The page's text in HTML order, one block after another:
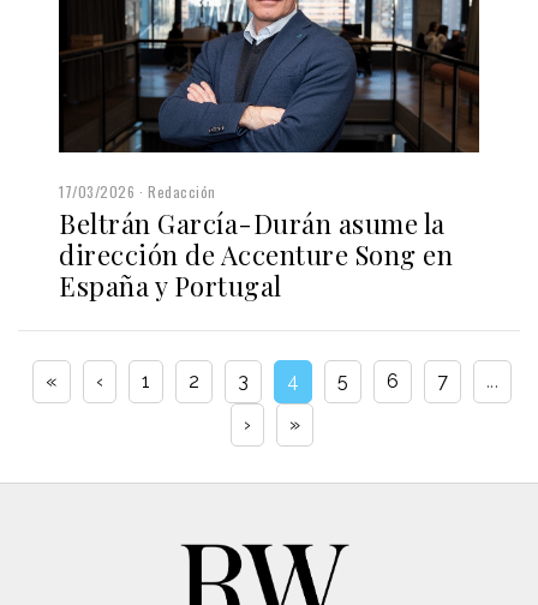
17/03/2026 Redacción
Beltrán García-Durán asume la
dirección de Accenture Song en
España y Portugal
« ‹ 1 2 3 4 5 6 7
...
›
»